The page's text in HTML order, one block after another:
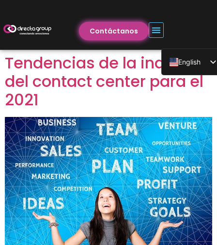
Contáctanos
English
Tendencias de la industria
del contact center para el
2021